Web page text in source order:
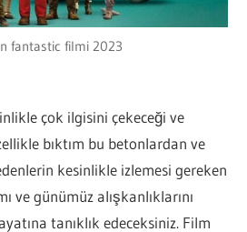
fantastic filmi 2023
çok ilgisini çekeceği ve
bıktım bu betonlardan ve
kesinlikle izlemesi gereken
ve günümüz alışkanlıklarını
tanıklık edeceksiniz. Film